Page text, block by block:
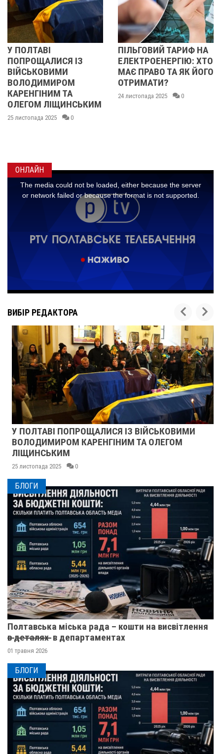
ІЗ
ПІЛЬГОВИЙ ТАРИФ НА
ЕЛЕКТРОЕНЕРГІЮ: ХТО
МАЄ ПРАВО ТА ЯК ЙОГО
ОТРИМАТИ?
24 листопада 2025
У ПОЛТАВІ
БІЙЦЯМИ
ІВАЩЕНКОМ,
ОНЛАЙН
ВИБІР РЕДАКТОРА
У ПОЛТАВІ ПОПРОЩАЛИСЯ ІЗ ВІЙСЬКОВИМИ
ВОЛОДИМИРОМ КАРЕНГІНИМ ТА ОЛЕГОМ
ЛІЩИНСЬКИМ
25 листопада 2025 0
БЛОГИ
Полтавська міська рада – кошти на висвітлення
в̶ ̶д̶е̶т̶а̶л̶я̶х̶ ̶ в департаментах
01 травня 2026
БЛОГИ